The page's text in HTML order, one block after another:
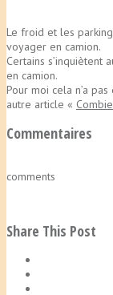
Le froid et les
voyager en camion.
Certains s’inquiètent
en camion.
Pour moi cela n’a
autre article «
Commentaires
comments
Share This Post